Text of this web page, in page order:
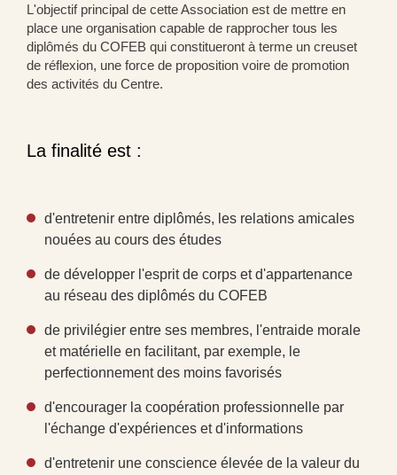
L'objectif principal de cette Association est de mettre en
place une organisation capable de rapprocher tous les
diplômés du COFEB qui constitueront à terme un creuset
de réflexion, une force de proposition voire de promotion
des activités du Centre.
La finalité est :
d'entretenir entre diplômés, les relations amicales
nouées au cours des études
de développer l'esprit de corps et d'appartenance
au réseau des diplômés du COFEB
de privilégier entre ses membres, l'entraide morale
et matérielle en facilitant, par exemple, le
perfectionnement des moins favorisés
d'encourager la coopération professionnelle par
l'échange d'expériences et d'informations
d'entretenir une conscience élevée de la valeur du